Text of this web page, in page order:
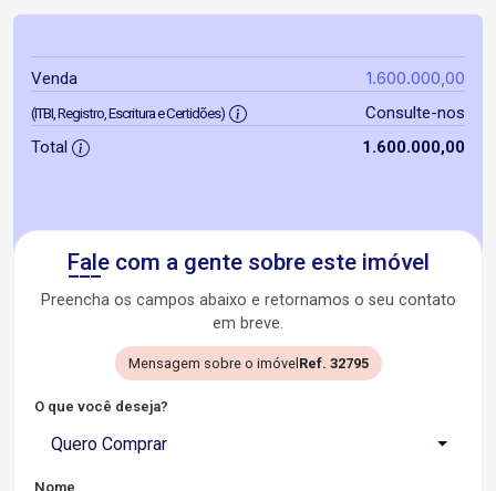
Venda 1.600.000,00
(ITBI, Registro, Escritura e Certidões)
Consulte-nos
Total
1.600.000,00
Fale com a gente sobre este imóvel
Preencha os campos abaixo e retornamos o seu contato
em breve.
Mensagem sobre o imóvel Ref. 32795
O que você deseja?
Quero Comprar
Nome